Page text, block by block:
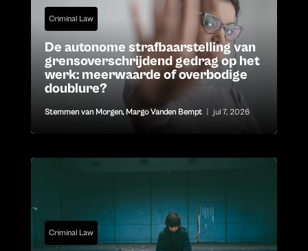
Criminal Law
De autonome strafbaarstelling van
grensoverschrijdend gedrag op het
werk: meerwaarde of overbodige
doublure?
Stemmen van Morgen, Margo Vanden Bempt jul 7, 2026
Criminal Law